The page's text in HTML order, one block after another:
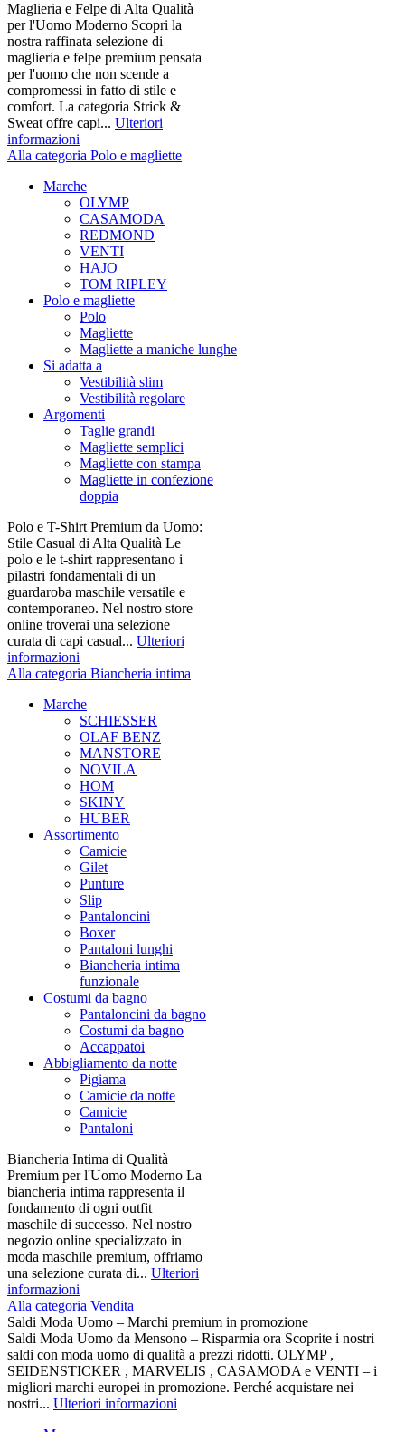
Maglieria e Felpe di Alta Qualità
per l'Uomo Moderno Scopri la
nostra raffinata selezione di
maglieria e felpe premium pensata
per l'uomo che non scende a
compromessi in fatto di stile e
comfort. La categoria Strick &
Sweat offre capi... Ulteriori
informazioni
Alla categoria Polo e magliette
Marche
OLYMP
CASAMODA
REDMOND
VENTI
HAJO
TOM RIPLEY
Polo e magliette
Polo
Magliette
Magliette a maniche lunghe
Si adatta a
Vestibilità slim
Vestibilità regolare
Argomenti
Taglie grandi
Magliette semplici
Magliette con stampa
Magliette in confezione
doppia
Polo e T-Shirt Premium da Uomo:
Stile Casual di Alta Qualità Le
polo e le t-shirt rappresentano i
pilastri fondamentali di un
guardaroba maschile versatile e
contemporaneo. Nel nostro store
online troverai una selezione
curata di capi casual... Ulteriori
informazioni
Alla categoria Biancheria intima
Marche
SCHIESSER
OLAF BENZ
MANSTORE
NOVILA
HOM
SKINY
HUBER
Assortimento
Camicie
Gilet
Punture
Slip
Pantaloncini
Boxer
Pantaloni lunghi
Biancheria intima
funzionale
Costumi da bagno
Pantaloncini da bagno
Costumi da bagno
Accappatoi
Abbigliamento da notte
Pigiama
Camicie da notte
Camicie
Pantaloni
Biancheria Intima di Qualità
Premium per l'Uomo Moderno La
biancheria intima rappresenta il
fondamento di ogni outfit
maschile di successo. Nel nostro
negozio online specializzato in
moda maschile premium, offriamo
una selezione curata di... Ulteriori
informazioni
Alla categoria Vendita
Saldi Moda Uomo – Marchi premium in promozione
Saldi Moda Uomo da Mensono – Risparmia ora Scoprite i nostri
saldi con moda uomo di qualità a prezzi ridotti. OLYMP ,
SEIDENSTICKER , MARVELIS , CASAMODA e VENTI – i
migliori marchi europei in promozione. Perché acquistare nei
nostri... Ulteriori informazioni